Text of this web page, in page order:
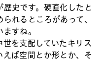
史です。硬直化したと
れるところがあって、
すね。
を支配していたキリス
えば空間とか形とか、そ